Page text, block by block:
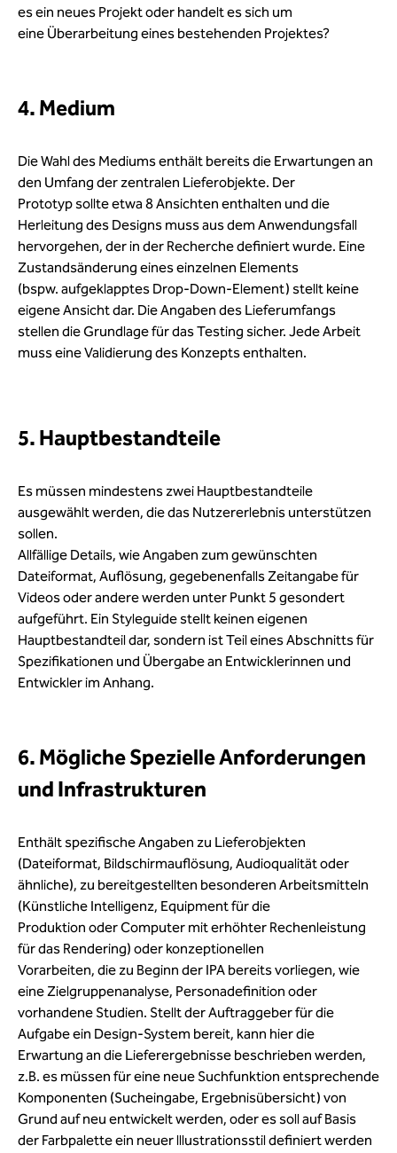
es ein neues Projekt oder handelt es sich um
eine Überarbeitung eines bestehenden Projektes?
4. Medium
Die Wahl des Mediums enthält bereits die Erwartungen an
den Umfang der zentralen Lieferobjekte. Der
Prototyp sollte etwa 8 Ansichten enthalten und die
Herleitung des Designs muss aus dem Anwendungsfall
hervorgehen, der in der Recherche definiert wurde. Eine
Zustandsänderung eines einzelnen Elements
(bspw. aufgeklapptes Drop-Down-Element) stellt keine
eigene Ansicht dar. Die Angaben des Lieferumfangs
stellen die Grundlage für das Testing sicher. Jede Arbeit
muss eine Validierung des Konzepts enthalten.
5. Hauptbestandteile
Es müssen mindestens zwei Hauptbestandteile
ausgewählt werden, die das Nutzererlebnis unterstützen
sollen.
Allfällige Details, wie Angaben zum gewünschten
Dateiformat, Auflösung, gegebenenfalls Zeitangabe für
Videos oder andere werden unter Punkt 5 gesondert
aufgeführt. Ein Styleguide stellt keinen eigenen
Hauptbestandteil dar, sondern ist Teil eines Abschnitts für
Spezifikationen und Übergabe an Entwicklerinnen und
Entwickler im Anhang.
6. Mögliche Spezielle Anforderungen
und Infrastrukturen
Enthält spezifische Angaben zu Lieferobjekten
(Dateiformat, Bildschirmauflösung, Audioqualität oder
ähnliche), zu bereitgestellten besonderen Arbeitsmitteln
(Künstliche Intelligenz, Equipment für die
Produktion oder Computer mit erhöhter Rechenleistung
für das Rendering) oder konzeptionellen
Vorarbeiten, die zu Beginn der IPA bereits vorliegen, wie
eine Zielgruppenanalyse, Personadefinition oder
vorhandene Studien. Stellt der Auftraggeber für die
Aufgabe ein Design-System bereit, kann hier die
Erwartung an die Lieferergebnisse beschrieben werden,
z.B. es müssen für eine neue Suchfunktion entsprechende
Komponenten (Sucheingabe, Ergebnisübersicht) von
Grund auf neu entwickelt werden, oder es soll auf Basis
der Farbpalette ein neuer lllustrationsstil definiert werden